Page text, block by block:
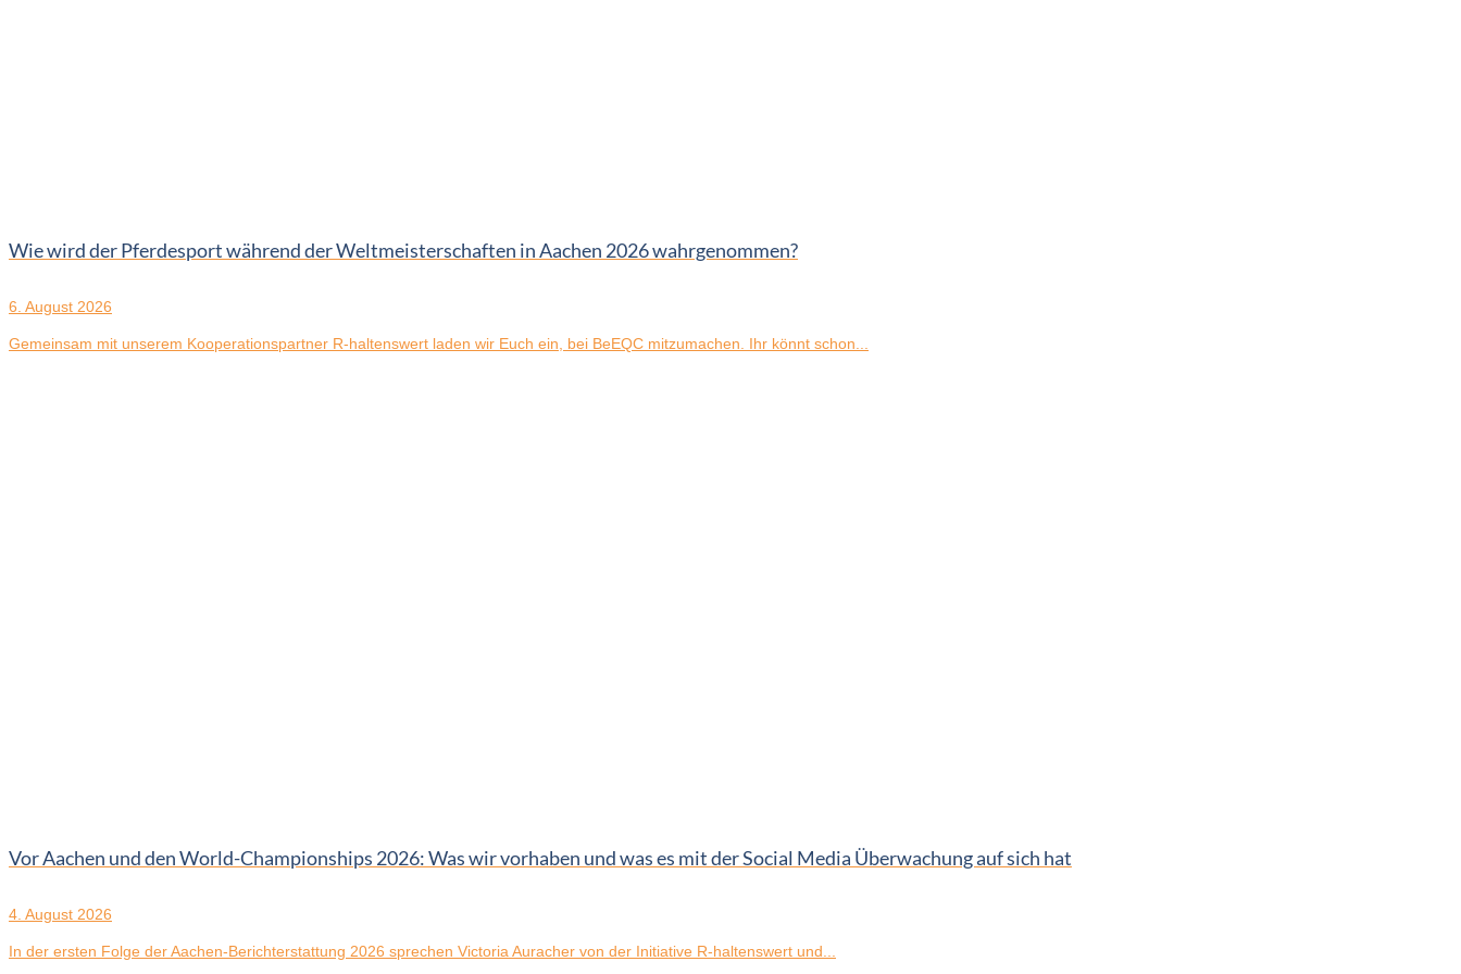
Wie wird der Pferdesport während der Weltmeisterschaften in Aachen 2026 wahrgenommen?
6. August 2026
Gemeinsam mit unserem Kooperationspartner R-haltenswert laden wir Euch ein, bei BeEQC mitzumachen. Ihr könnt schon...
Vor Aachen und den World-Championships 2026: Was wir vorhaben und was es mit der Social Media Überwachung auf sich hat
4. August 2026
In der ersten Folge der Aachen-Berichterstattung 2026 sprechen Victoria Auracher von der Initiative R-haltenswert und...